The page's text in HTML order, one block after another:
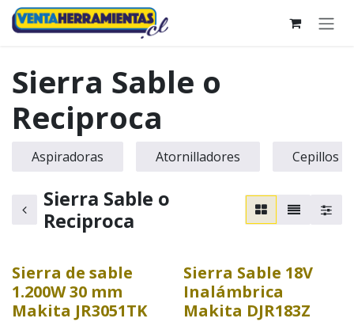
Ir al contenido
Sierra Sable o
Reciproca
Aspiradoras Atornilladores Cepillos
Sierra Sable o
Reciproca
Sierra de sable
1.200W 30 mm
Makita JR3051TK
Sierra Sable 18V
Inalámbrica
Makita DJR183Z